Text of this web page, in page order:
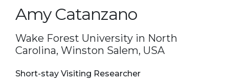
Amy Catanzano
Wake Forest University in North
Carolina, Winston Salem, USA
Short-stay Visiting Researcher